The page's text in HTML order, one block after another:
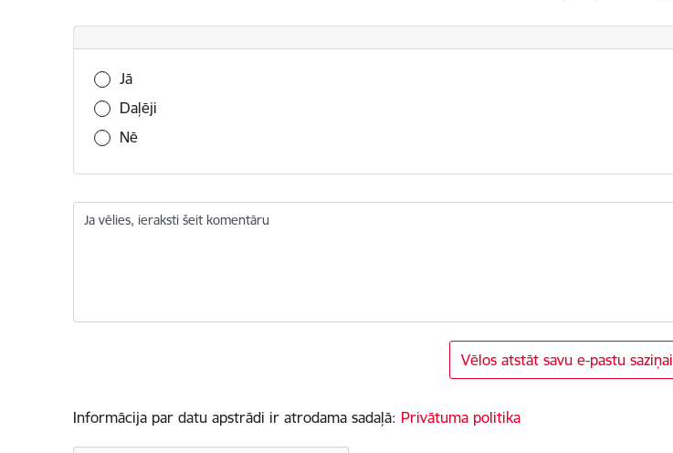
Vai šī informācija bija noderīga?
Jā
Daļēji
Nē
Ja vēlies, ieraksti šeit komentāru
Vēlos atstāt savu e-pastu saziņai
Informācija par datu apstrādi ir atrodama sadaļā: Privātuma politika